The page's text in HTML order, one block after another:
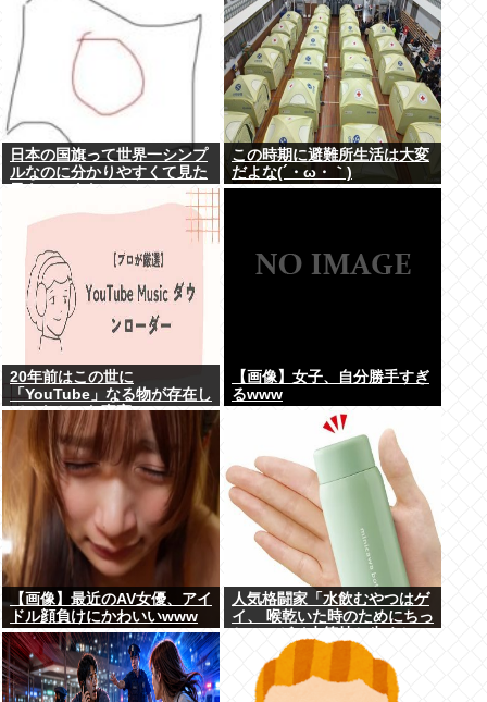
日本の国旗って世界一シンプ
ルなのに分かりやすくて見た
この時期に避難所生活は大変
だよな(´・ω・｀)
20年前はこの世に
「YouTube」なる物が存在し
ていなかった事実
【画像】女子、自分勝手すぎ
るwww
【画像】最近のAV女優、アイ
ドル顔負けにかわいいwww
人気格闘家「水飲むやつはゲ
イ、 喉乾いた時のためにちっ
ちゃいゲイ水筒持ち歩くと